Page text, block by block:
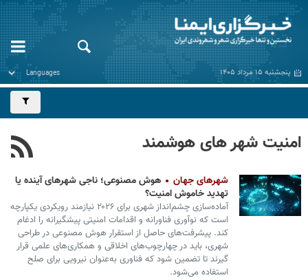
پنجشنبه ۱۵ مرداد ۱۴۰۵
امنیت شهر های هوشمند
شهرهای جهان
هوش مصنوعی؛ ناجی شهرهای آینده یا
تهدید خاموش امنیت؟
آماده‌سازی چشم‌انداز شهری برای ۲۰۲۶ نیازمند رویکردی یکپارچه
است که نوآوری فناورانه و اقدامات امنیتی پیشگیرانه را ادغام
کند. پیشرفت‌های حاصل از استقرار هوش مصنوعی در طراحی
شهری، باید در چهارچوب‌های اخلاقی و همکاری‌های علمی قرار
گیرند تا تضمین شود که فناوری به‌عنوان نیرویی برای صلح
استفاده می‌شود.